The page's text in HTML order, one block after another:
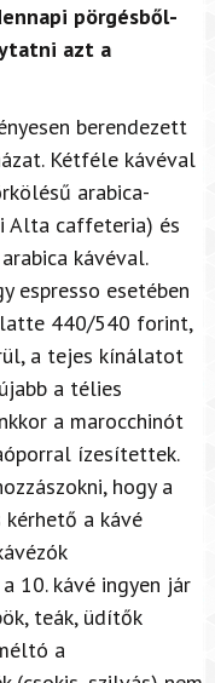
pörgésből-
azt a
berendezett
Kétféle kávéval
arabica-
Alta caffeteria) és
kávéval.
espresso esetében
440/540 forint,
a tejes kínálatot
a télies
a marocchinót
ízesítettek.
hogy a
a kávé
10. kávé ingyen jár
teák, üdítők
a